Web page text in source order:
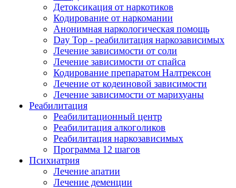
Детоксикация от наркотиков
Кодирование от наркомании
Анонимная наркологическая помощь
Day Top - реабилитация наркозависимых
Лечение зависимости от соли
Лечение зависимости от спайса
Кодирование препаратом Налтрексон
Лечение от кодеиновой зависимости
Лечение зависимости от марихуаны
Реабилитация
Реабилитационный центр
Реабилитация алкоголиков
Реабилитация наркозависимых
Программа 12 шагов
Психиатрия
Лечение апатии
Лечение деменции